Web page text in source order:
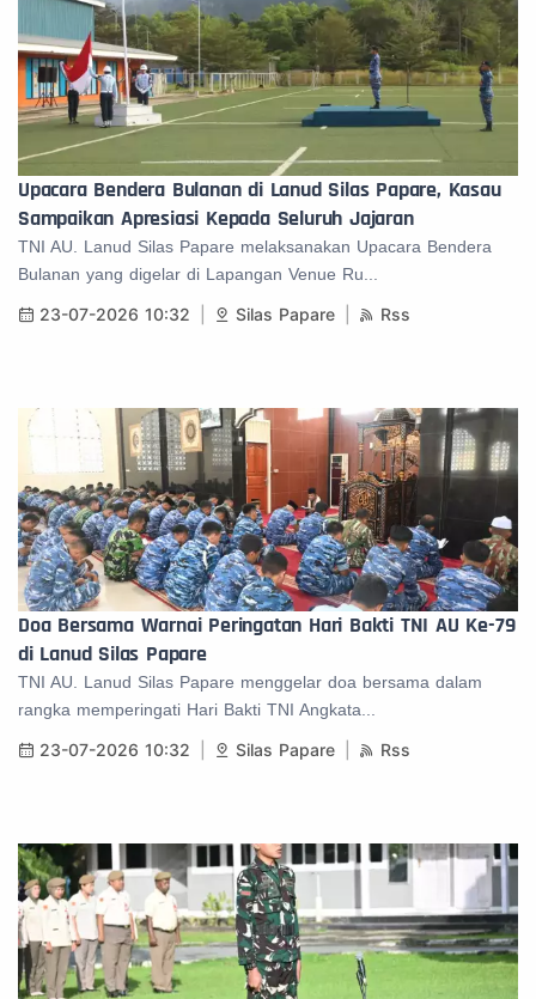
Upacara Bendera Bulanan di Lanud Silas Papare, Kasau
Sampaikan Apresiasi Kepada Seluruh Jajaran
TNI AU. Lanud Silas Papare melaksanakan Upacara Bendera
Bulanan yang digelar di Lapangan Venue Ru...
23-07-2026 10:32 Silas Papare Rss
Doa Bersama Warnai Peringatan Hari Bakti TNI AU Ke-79
di Lanud Silas Papare
TNI AU. Lanud Silas Papare menggelar doa bersama dalam
rangka memperingati Hari Bakti TNI Angkata...
23-07-2026 10:32 Silas Papare Rss